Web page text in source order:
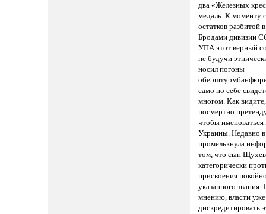
два «Железных
медаль. К моменту
остатков разбитой
Бродами дивизии
УПА этот верный
не будучи
носил погоны
само по себе
многом. Как
посмертно
чтобы именоваться
Украины. Недавно
промелькнула
том, что сын
категорически
присвоения
указанного звания.
мнению, власти
дискредитировать